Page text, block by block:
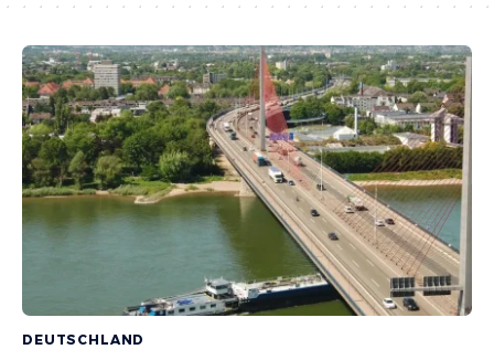
DEUTSCHLAND